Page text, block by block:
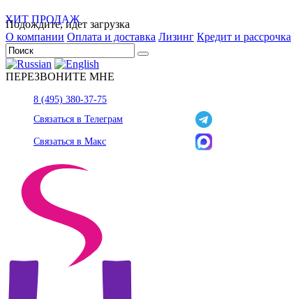
Подождите, идет загрузка
О компании Оплата и доставка Лизинг Кредит и рассрочка
ПЕРЕЗВОНИТЕ МНЕ
8 (495) 380-37-75
Связаться в Телеграм
Связаться в Макс
ХИТ ПРОДАЖ